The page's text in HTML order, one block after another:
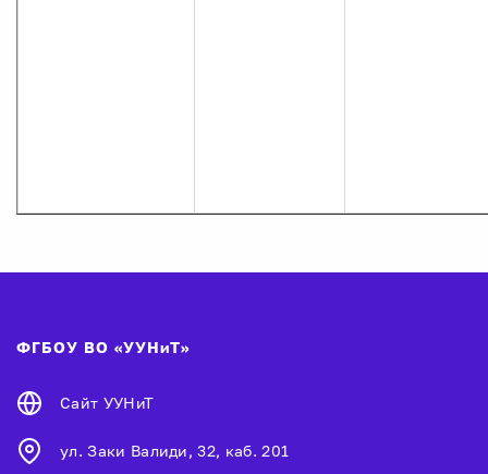
ФГБОУ ВО «УУНиТ»
Сайт УУНиТ
ул. Заки Валиди, 32, каб. 201